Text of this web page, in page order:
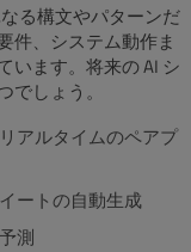
る構文やパターンだ
件、システム動作ま
います。将来の AI シ
しょう。
アルタイムのペアプ
ートの自動生成
測